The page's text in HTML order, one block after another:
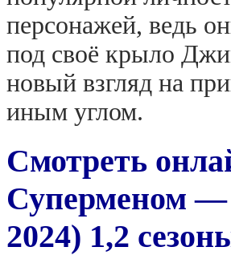
персонажей, ведь
под своё крыло
новый взгляд на
иным углом.
Смотреть
Суперменом —
2024) 1,2